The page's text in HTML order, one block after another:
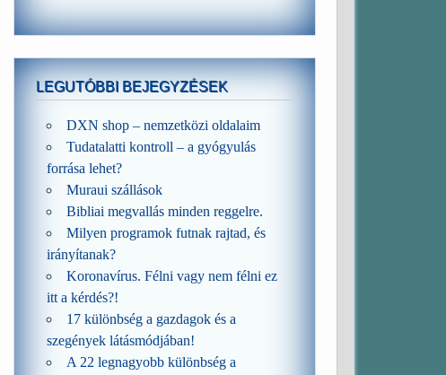
LEGUTÓBBI BEJEGYZÉSEK
DXN shop – nemzetközi oldalaim
Tudatalatti kontroll – a gyógyulás
forrása lehet?
Muraui szállások
Bibliai megvallás minden reggelre.
Milyen programok futnak rajtad, és
irányítanak?
Koronavírus. Félni vagy nem félni ez
itt a kérdés?!
17 különbség a gazdagok és a
szegények látásmódjában!
A 22 legnagyobb különbség a